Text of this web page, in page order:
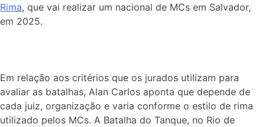
Rima, que vai realizar um nacional de MCs em Salvador,
em 2025.
Em relação aos critérios que os jurados utilizam para
avaliar as batalhas, Alan Carlos aponta que depende de
cada juiz, organização e varia conforme o estilo de rima
utilizado pelos MCs. A Batalha do Tanque, no Rio de